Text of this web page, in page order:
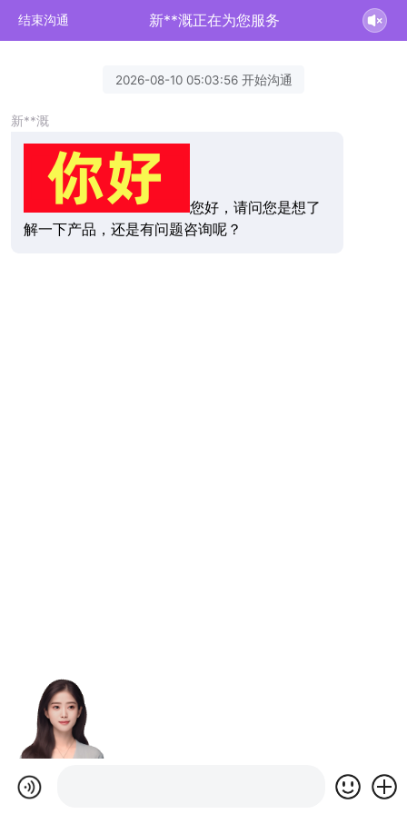
结束沟通 新**溉正在为您服务
2026-08-10 05:03:56 开始沟通
新**溉
您好，请问您是想了
解一下产品，还是有问题咨询呢？